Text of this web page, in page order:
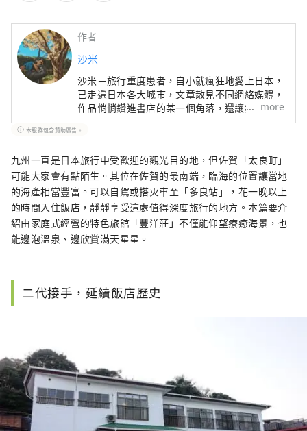
作者
沙米
沙米－旅行重度患者，自小就瘋狂地愛上日本，
已走遍日本各大城市，文章散見不同網絡媒體，
作品悄悄鑽進書店的某一個角落，還讓鏡頭紀錄
在日本的每一道片段。 出版著作包括：《九州
私路小旅行：人氣景點、在地美食、特色溫泉、
小旅行：沙米旅日美好散策》、《東京食買玩一
本ok》等10多本日本旅遊作品。 FB:
www.facebook.com/sami2travel Web:
www.sami2travel.com
more
本服務包含贊助廣告。
九州一直是日本旅行中受歡迎的觀光目的地，但佐賀「太良町」
可能大家會有點陌生。其位在佐賀的最南端，臨海的位置讓當地
的海產相當豐富。可以自駕或搭火車至「多良站」，花一晚以上
的時間入住飯店，靜靜享受這處值得深度旅行的地方。本篇要介
紹由家庭式經營的特色旅館「豐洋莊」不僅能仰望療癒海景，也
能邊泡溫泉、邊欣賞滿天星星。
二代接手，延續飯店歷史